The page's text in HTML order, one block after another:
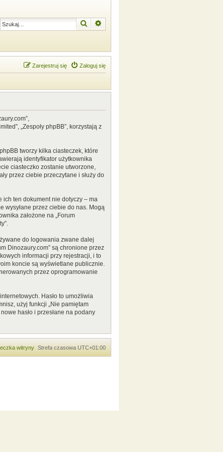
Szukaj
Zaloguj się
Zarejestruj się
„Zespoły phpBB”, korzystają z
tworzy kilka ciasteczek, które
identyfikator użytkownika
ciasteczko zostanie utworzone,
przez ciebie przeczytane i służy do
ich ten dokument nie dotyczy – ma
wysyłane przez ciebie do nas. Mogą
założone na „Forum
do logowania zwane dalej
Dinozaury.com” są chronione przez
informacji przy rejestracji, i to
koncie są wyświetlane publicznie.
przez oprogramowanie
Hasło to umożliwia
użyj funkcji „Nie pamiętam
hasło i przesłane na podany
Strefa czasowa UTC+01:00
witryny